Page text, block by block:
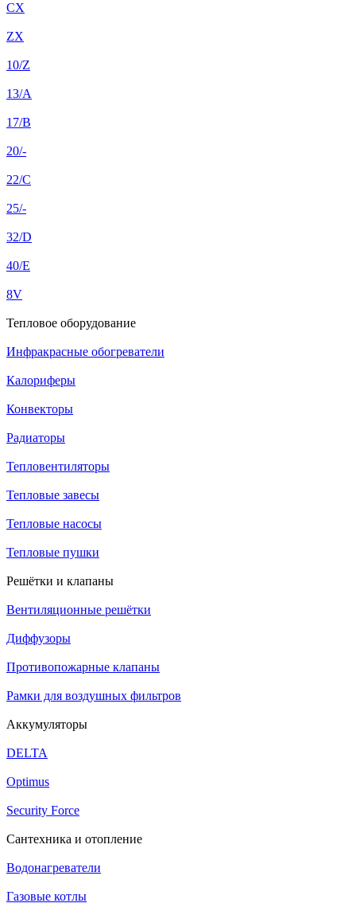
CX
ZX
10/Z
13/A
17/B
20/-
22/C
25/-
32/D
40/E
8V
Тепловое оборудование
Инфракрасные обогреватели
Калориферы
Конвекторы
Радиаторы
Тепловентиляторы
Тепловые завесы
Тепловые насосы
Тепловые пушки
Решётки и клапаны
Вентиляционные решётки
Диффузоры
Противопожарные клапаны
Рамки для воздушных фильтров
Аккумуляторы
DELTA
Optimus
Security Force
Сантехника и отопление
Водонагреватели
Газовые котлы